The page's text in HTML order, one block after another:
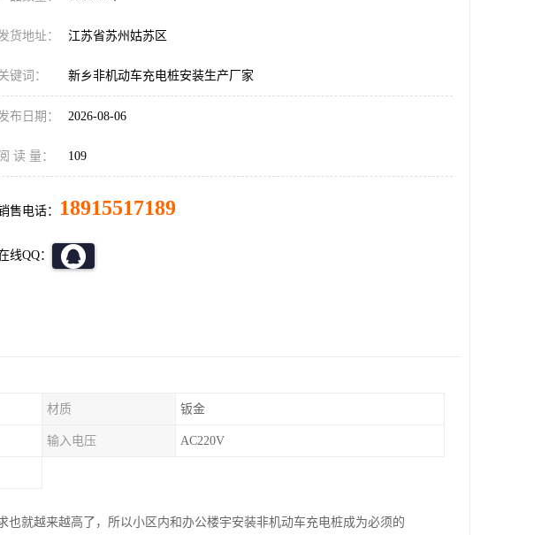
货地址： 江苏省苏州姑苏区
键词： 新乡非机动车充电桩安装生产厂家
布日期： 2026-08-06
读 量： 109
售电话： 18915517189
线QQ：
材质 钣金
输入电压 AC220V
就越来越高了，所以小区内和办公楼宇安装非机动车充电桩成为必须的